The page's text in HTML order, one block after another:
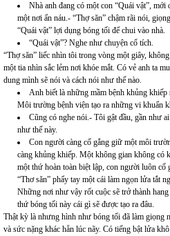
Nhà anh đang có một con “Quái vật”,
một nơi ẩn náu.- “Thợ săn” chậm rãi nói,
“Quái vật” lợi dụng bóng tối để chui vào nhà.
“Quái vật”? Nghe như chuyện cổ tích.
“Thợ săn” liếc nhìn tôi trong vòng một giây,
một tia nhìn sắc lẻm nơi khóe mắt. Có vẻ anh ta
dung mình sẽ nói và cách nói như thế nào.
Anh biết là những mầm bệnh khủng
Môi trường bệnh viện tạo ra những vi khuẩn
Cũng có nghe nói.- Tôi gật đầu, gần như
như thế này.
Con người càng cố gắng giữ một môi
càng khủng khiếp. Một không gian không có
một thứ hoàn toàn biệt lập, con người luôn
“Thơ săn” phẩy tay một cái làm ngọn lửa tắt
Những nơi như vậy rốt cuộc sẽ trở thành
thứ bóng tối này cái gì sẽ được tạo ra đâu.
Thật kỳ là nhưng hình như bóng tối đã làm giọng
và sức nặng khác hẵn lúc nãy. Có tiếng bật lửa